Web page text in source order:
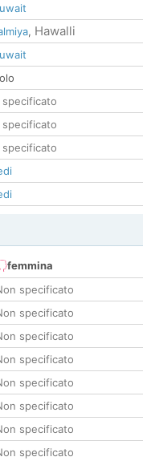
, Hawalli
specificato
specificato
specificato
femmina
specificato
specificato
specificato
specificato
specificato
specificato
specificato
specificato